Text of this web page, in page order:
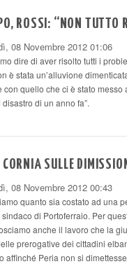
ROSSI: “NON TUTTO
08 Novembre 2012 01:06
dire di aver risolto tutti i
è stata un’alluvione
quello che ci è stato
di un anno fa”.
CORNIA SULLE
08 Novembre 2012 00:43
quanto sia costato ad una
di Portoferraio. Per
anche il lavoro che la
prerogative dei cittadini
affinché Peria non si